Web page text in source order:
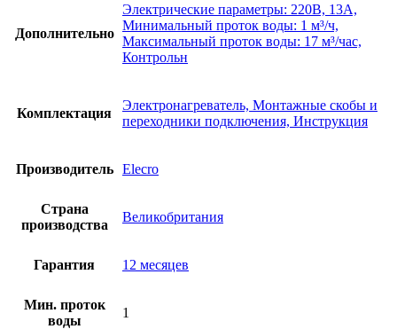
Дополнительно
Электрические параметры: 220В, 13А,
Минимальный проток воды: 1 м³/ч,
Максимальный проток воды: 17 м³/час,
Контрольн
Комплектация
Электронагреватель, Монтажные скобы и
переходники подключения, Инструкция
Производитель Elecro
Страна
производства
Великобритания
Гарантия 12 месяцев
Мин. проток
воды
1